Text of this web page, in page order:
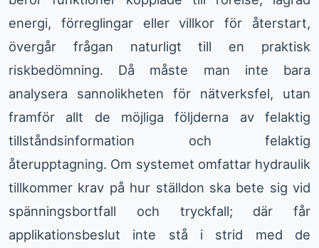
energi, förreglingar eller villkor för återstart,
övergår frågan naturligt till en praktisk
riskbedömning. Då måste man inte bara
analysera sannolikheten för nätverksfel, utan
framför allt de möjliga följderna av felaktig
tillståndsinformation och felaktig
återupptagning. Om systemet omfattar hydraulik
tillkommer krav på hur ställdon ska bete sig vid
spänningsbortfall och tryckfall; där får
applikationsbeslut inte stå i strid med de